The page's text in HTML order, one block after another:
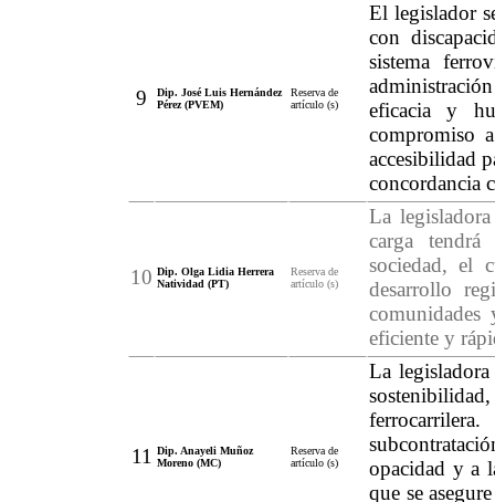
9
Dip. José Luis Hernández
Pérez (PVEM)
Reserva de
artículo (s)
El legislador
con
sistema
eficacia y
compromiso
accesibilidad
concordancia
10 Dip. Olga Lidia Herrera
Natividad (PT)
Reserva de
artículo (s)
La
carga
sociedad, el
desarrollo
eficiente y
11
Dip. Anayeli Muñoz
Moreno (MC)
Reserva de
artículo (s)
La
opacidad y a
que se